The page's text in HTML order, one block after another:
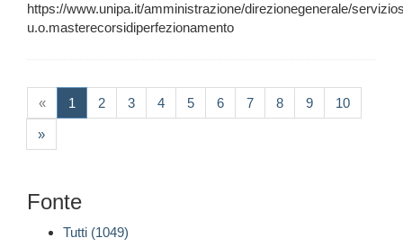
https://www.unipa.it/amministrazione/direzionegenerale/
u.o.masterecorsidiperfezionamento
« 1 (current)
2 3 4 5 6 7 8 9 10
»
Fonte
Tutti (1049)